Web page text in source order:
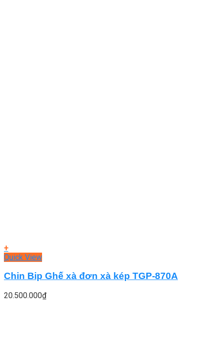
+
Quick View
Chin Bip Ghế xà đơn xà kép TGP-870A
20.500.000₫